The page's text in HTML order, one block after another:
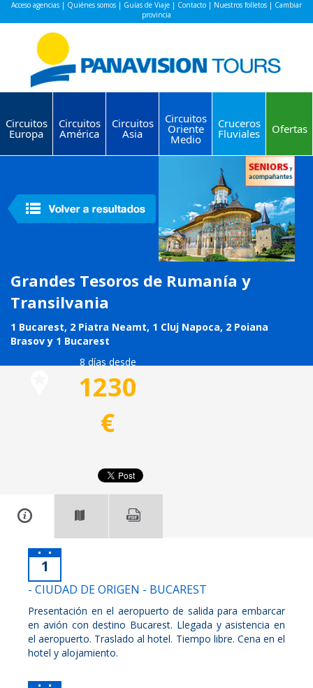
Acceso agencias | Quiénes somos | Guías de Viaje | Contacto | Nuestros folletos | Cambiar
provincia
Circuitos
Europa
Circuitos
América
Circuitos
Asia
Circuitos
Oriente
Medio
Cruceros
Fluviales Ofertas
Grandes Tesoros de Rumanía y
Transilvania
1 Bucarest, 2 Piatra Neamt, 1 Cluj Napoca, 2 Poiana
Brasov y 1 Bucarest
8 días desde
1230
€
1
- CIUDAD DE ORIGEN - BUCAREST
Presentación en el aeropuerto de salida para embarcar
en avión con destino Bucarest. Llegada y asistencia en
el aeropuerto. Traslado al hotel. Tiempo libre. Cena en el
hotel y alojamiento.